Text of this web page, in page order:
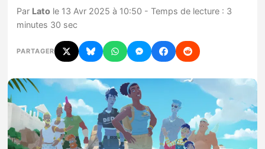
Hardware
Mises à jour
Chiffres de ventes
Rumeurs
Nintendo Direct
Par Lato le 13 Avr 2025 à 10:50 - Temps de lecture : 3
minutes 30 sec
PARTAGER